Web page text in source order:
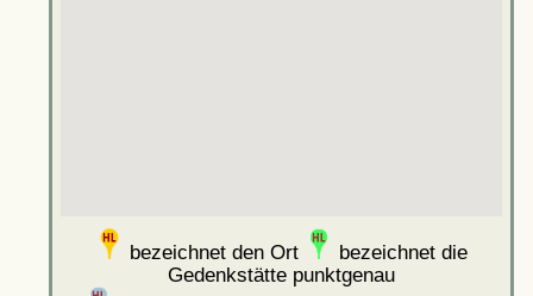
bezeichnet den Ort
bezeichnet die
Gedenkstätte punktgenau